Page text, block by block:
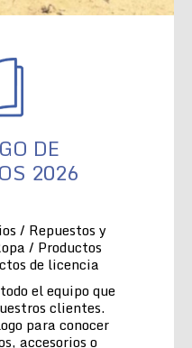
DE
2026
/ Repuestos y
/ Productos
de licencia
el equipo que
clientes.
para conocer
accesorios o